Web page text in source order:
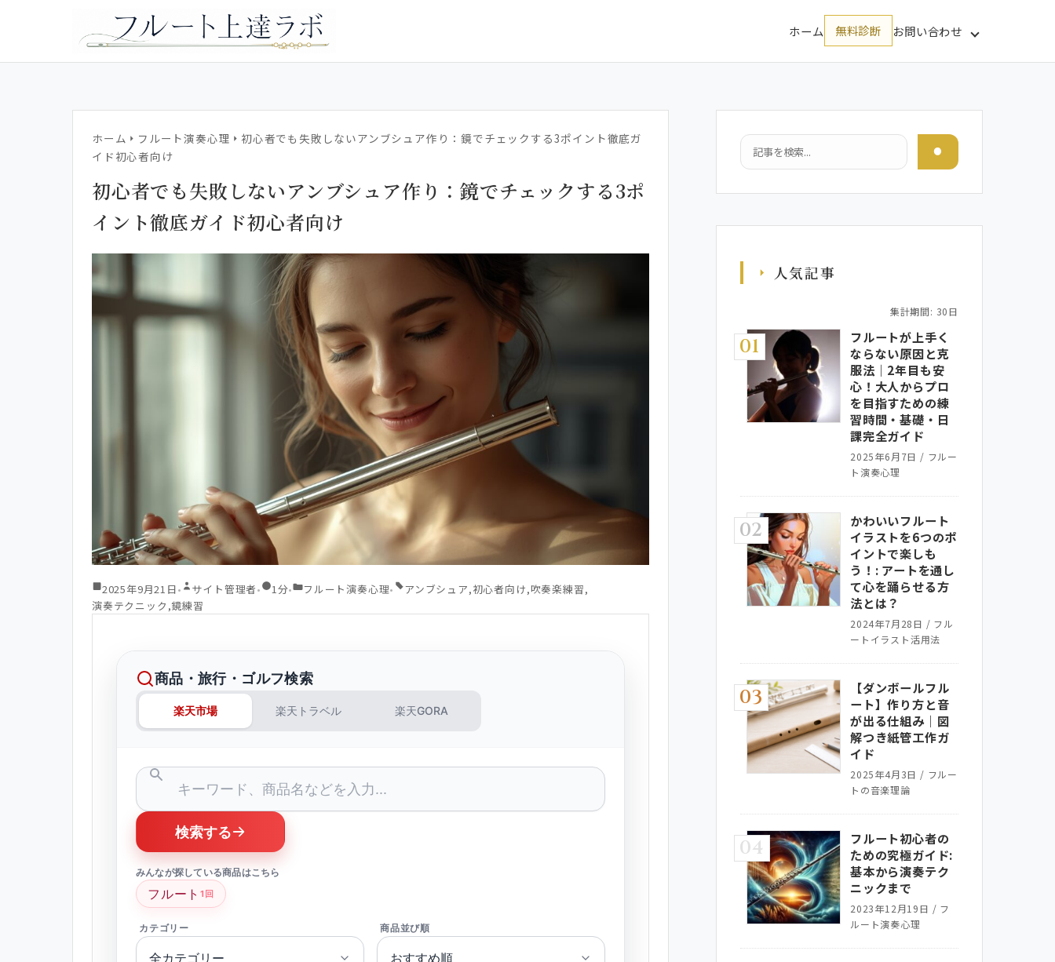
ホーム 無料診断 お問い合わせ
ホーム フルート演奏心理
初心者でも失敗しないアンブシュア作り：鏡でチェックする3ポイント徹底ガ
イド初心者向け
初心者でも失敗しないアンブシュア作り：鏡でチェックする3ポ
イント徹底ガイド初心者向け
2025年9月21日• サイト管理者• 1分• フルート演奏心理• アンブシュア,初心者向け,吹奏楽練習,
演奏テクニック ,鏡練習
商品・旅行・ゴルフ検索
楽天市場 楽天トラベル 楽天GORA
検索する
みんなが探している商品はこちら
フルート1回
カテゴリー 商品並び順
検索
人気記事
集計期間: 30日
01
フルートが上手く
ならない原因と克
服法｜2年目も安
心！大人からプロ
を目指すための練
習時間・基礎・日
課完全ガイド
2025年6月7日 / フルー
ト演奏心理
02
かわいいフルート
イラストを6つのポ
イントで楽しも
う！: アートを通し
て心を踊らせる方
法とは？
2024年7月28日 / フル
ートイラスト活用法
03
【ダンボールフル
ート】作り方と音
が出る仕組み｜図
解つき紙管工作ガ
イド
2025年4月3日 / フルー
トの音楽理論
04
フルート初心者の
ための究極ガイド:
基本から演奏テク
ニックまで
2023年12月19日 / フ
ルート演奏心理